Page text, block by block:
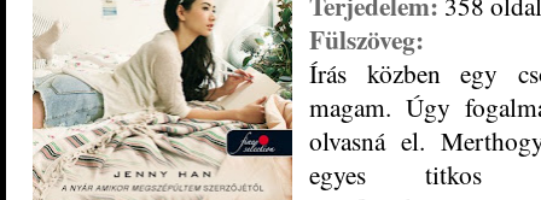
Fülszöveg:
Írás közben egy
magam. Úgy
olvasná el.
egyes titkos